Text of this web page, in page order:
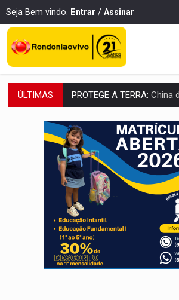
Seja Bem vindo. Entrar / Assinar
ÚLTIMAS PROTEGE A TERRA: China
VÍDEO:Motociclista morre após
PARECE UM NUGGET: Essa
EMPREENDEDORISMO:7
GIGANTE DA AMÉRICA:
INDEPENDÊNCIA: 10 dicas
VARCENA: Cientistas descobrem
BARGANHA: Vai comprar